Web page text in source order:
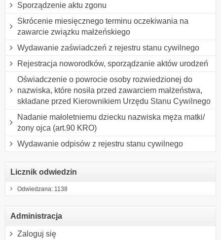
Sporządzenie aktu zgonu
Skrócenie miesięcznego terminu oczekiwania na
zawarcie związku małżeńskiego
Wydawanie zaświadczeń z rejestru stanu cywilnego
Rejestracja noworodków, sporządzanie aktów urodzeń
Oświadczenie o powrocie osoby rozwiedzionej do
nazwiska, które nosiła przed zawarciem małżeństwa,
składane przed Kierownikiem Urzędu Stanu Cywilnego
Nadanie małoletniemu dziecku nazwiska męża matki/
żony ojca (art.90 KRO)
Wydawanie odpisów z rejestru stanu cywilnego
Licznik odwiedzin
Odwiedzana: 1138
Administracja
Zaloguj się